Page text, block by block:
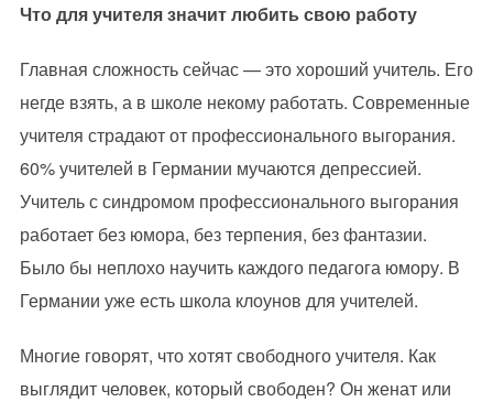
Что для учителя значит любить свою работу
Главная сложность сейчас — это хороший учитель. Его
негде взять, а в школе некому работать. Современные
учителя страдают от профессионального выгорания.
60% учителей в Германии мучаются депрессией.
Учитель с синдромом профессионального выгорания
работает без юмора, без терпения, без фантазии.
Было бы неплохо научить каждого педагога юмору. В
Германии уже есть школа клоунов для учителей.
Многие говорят, что хотят свободного учителя. Как
выглядит человек, который свободен? Он женат или